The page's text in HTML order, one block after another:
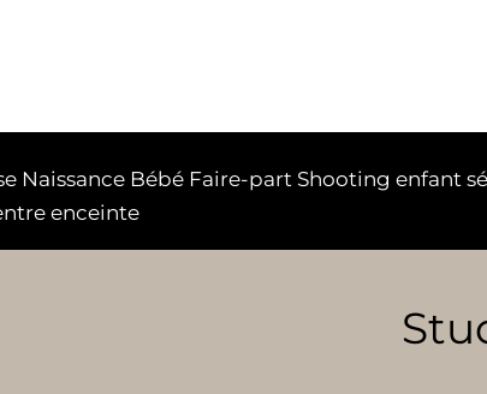
Naissance Bébé Faire-part Shooting enfant
enceinte